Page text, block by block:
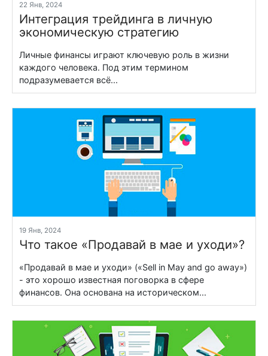
22 Янв, 2024
Интеграция трейдинга в личную
экономическую стратегию
Личные финансы играют ключевую роль в жизни
каждого человека. Под этим термином
подразумевается всё...
19 Янв, 2024
Что такое «Продавай в мае и уходи»?
«Продавай в мае и уходи» («Sell in May and go away»)
- это хорошо известная поговорка в сфере
финансов. Она основана на историческом...